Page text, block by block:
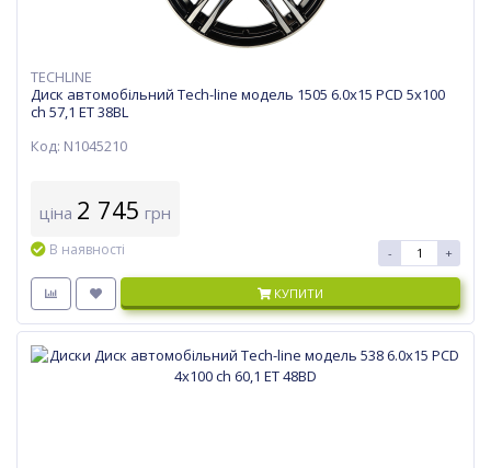
TECHLINE
Диск автомобільний Tech-line модель 1505 6.0х15 PCD 5x100
ch 57,1 ET 38BL
Код: N1045210
ціна 2 745 грн
В наявності - +
КУПИТИ